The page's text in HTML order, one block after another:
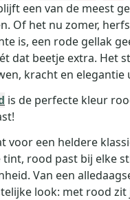
een van de meest
Of het nu zomer,
is, een rode gellak
dat beetje extra. Het
kracht en elegantie
is de perfecte kleur
voor een heldere
tint, rood past bij elke
Van een
look: met rood zit